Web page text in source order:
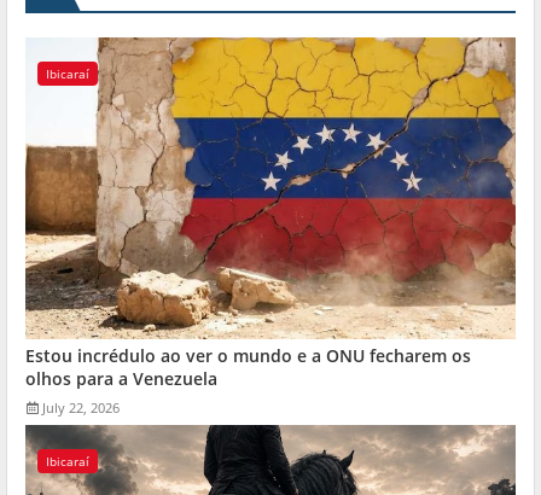
Ibicaraí
Estou incrédulo ao ver o mundo e a ONU fecharem os
olhos para a Venezuela
July 22, 2026
Ibicaraí